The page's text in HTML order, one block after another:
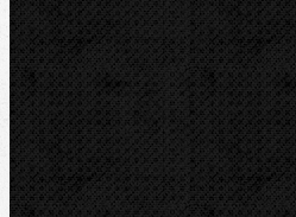
Klasický, extrémně
Monoblok, odlité těleso s
profilem, kované čelisti a
směru otáčení je jemně
zušlechtěná a dobře